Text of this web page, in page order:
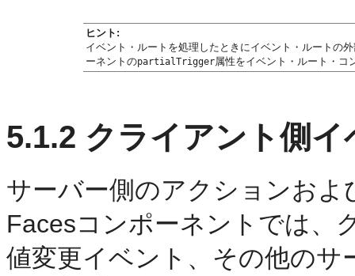
ヒント:
イベント・ルートを処理したときにイベント・ルートの
ーネントのpartialTrigger属性をイベント・ルート・コ
5.1.2 クライアント側
サーバー側のアクションお
Facesコンポーネントでは、
値変更イベント、その他の